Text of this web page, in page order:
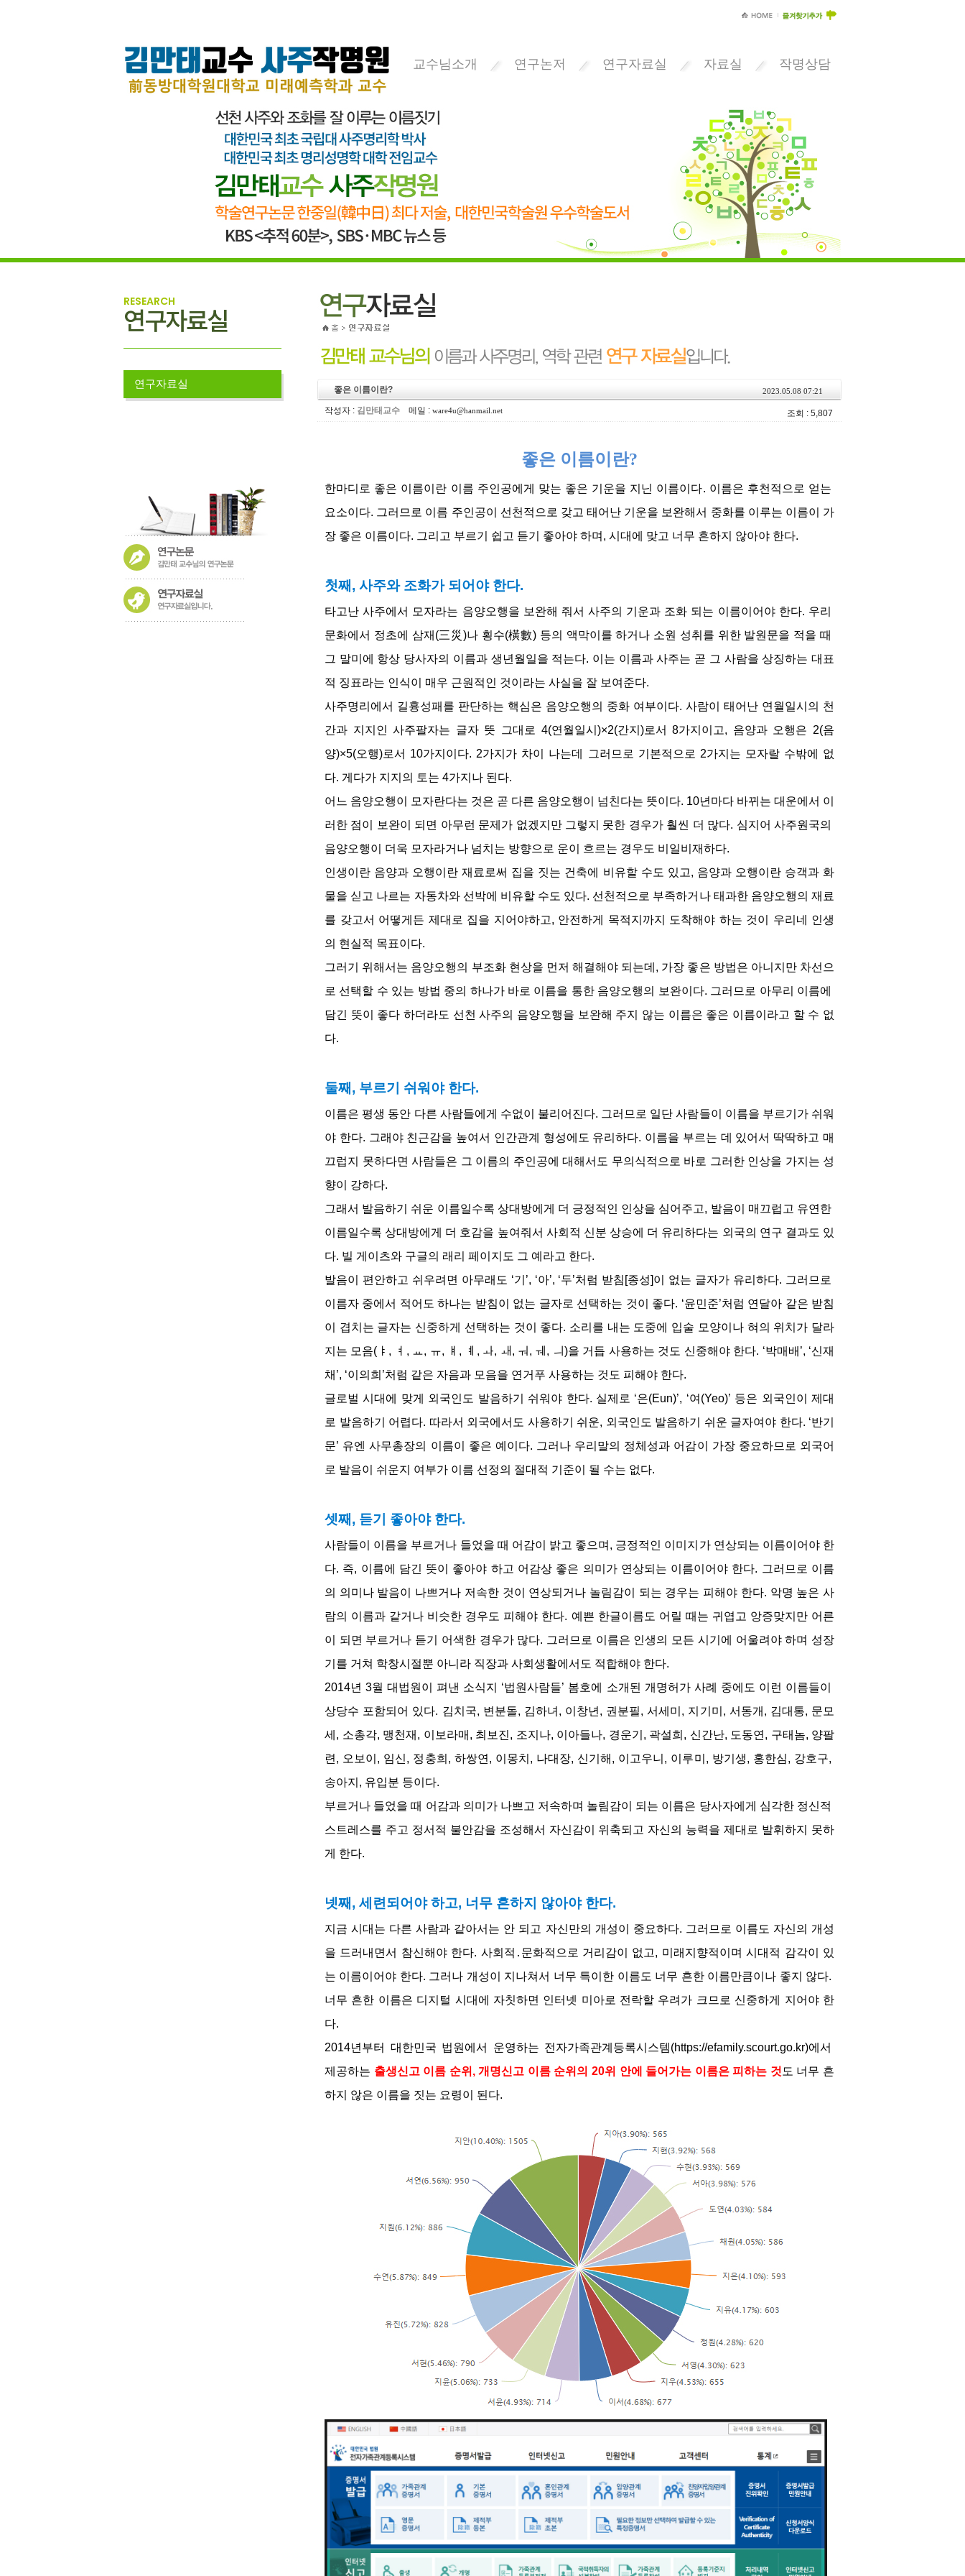
교수님소개 연구논저 연구자료실 자료실 작명상담
RESEARCH
연구자료실
연구자료실 좋은 이름이란? 2023.05.08 07:21
작성자 : 김만태교수 메일 : ware4u@hanmail.net 조회 : 5,807
좋은 이름이란?
한마디로 좋은 이름이란 이름 주인공에게 맞는 좋은 기운을 지닌 이름이다. 이름은 후천적으로 얻는
요소이다. 그러므로 이름 주인공이 선천적으로 갖고 태어난 기운을 보완해서 중화를 이루는 이름이 가
장 좋은 이름이다. 그리고 부르기 쉽고 듣기 좋아야 하며, 시대에 맞고 너무 흔하지 않아야 한다.
첫째, 사주와 조화가 되어야 한다.
타고난 사주에서 모자라는 음양오행을 보완해 줘서 사주의 기운과 조화 되는 이름이어야 한다. 우리
문화에서 정초에 삼재(三災)나 횡수(橫數) 등의 액막이를 하거나 소원 성취를 위한 발원문을 적을 때
그 말미에 항상 당사자의 이름과 생년월일을 적는다. 이는 이름과 사주는 곧 그 사람을 상징하는 대표
적 징표라는 인식이 매우 근원적인 것이라는 사실을 잘 보여준다.
사주명리에서 길흉성패를 판단하는 핵심은 음양오행의 중화 여부이다. 사람이 태어난 연월일시의 천
간과 지지인 사주팔자는 글자 뜻 그대로 4(연월일시)×2(간지)로서 8가지이고, 음양과 오행은 2(음
양)×5(오행)로서 10가지이다. 2가지가 차이 나는데 그러므로 기본적으로 2가지는 모자랄 수밖에 없
다. 게다가 지지의 토는 4가지나 된다.
어느 음양오행이 모자란다는 것은 곧 다른 음양오행이 넘친다는 뜻이다. 10년마다 바뀌는 대운에서 이
러한 점이 보완이 되면 아무런 문제가 없겠지만 그렇지 못한 경우가 훨씬 더 많다. 심지어 사주원국의
음양오행이 더욱 모자라거나 넘치는 방향으로 운이 흐르는 경우도 비일비재하다.
인생이란 음양과 오행이란 재료로써 집을 짓는 건축에 비유할 수도 있고, 음양과 오행이란 승객과 화
물을 싣고 나르는 자동차와 선박에 비유할 수도 있다. 선천적으로 부족하거나 태과한 음양오행의 재료
를 갖고서 어떻게든 제대로 집을 지어야하고, 안전하게 목적지까지 도착해야 하는 것이 우리네 인생
의 현실적 목표이다.
그러기 위해서는 음양오행의 부조화 현상을 먼저 해결해야 되는데, 가장 좋은 방법은 아니지만 차선으
로 선택할 수 있는 방법 중의 하나가 바로 이름을 통한 음양오행의 보완이다. 그러므로 아무리 이름에
담긴 뜻이 좋다 하더라도 선천 사주의 음양오행을 보완해 주지 않는 이름은 좋은 이름이라고 할 수 없
다.
둘째, 부르기 쉬워야 한다.
이름은 평생 동안 다른 사람들에게 수없이 불리어진다. 그러므로 일단 사람들이 이름을 부르기가 쉬워
야 한다. 그래야 친근감을 높여서 인간관계 형성에도 유리하다. 이름을 부르는 데 있어서 딱딱하고 매
끄럽지 못하다면 사람들은 그 이름의 주인공에 대해서도 무의식적으로 바로 그러한 인상을 가지는 성
향이 강하다.
그래서 발음하기 쉬운 이름일수록 상대방에게 더 긍정적인 인상을 심어주고, 발음이 매끄럽고 유연한
이름일수록 상대방에게 더 호감을 높여줘서 사회적 신분 상승에 더 유리하다는 외국의 연구 결과도 있
다. 빌 게이츠와 구글의 래리 페이지도 그 예라고 한다.
발음이 편안하고 쉬우려면 아무래도 ‘기’, ‘아’, ‘두’처럼 받침[종성]이 없는 글자가 유리하다. 그러므로
이름자 중에서 적어도 하나는 받침이 없는 글자로 선택하는 것이 좋다. ‘윤민준’처럼 연달아 같은 받침
이 겹치는 글자는 신중하게 선택하는 것이 좋다. 소리를 내는 도중에 입술 모양이나 혀의 위치가 달라
지는 모음(ㅑ, ㅕ, ㅛ, ㅠ, ㅒ, ㅖ, ㅘ, ㅙ, ㅝ, ㅞ, ㅢ)을 거듭 사용하는 것도 신중해야 한다. ‘박매배’, ‘신재
채’, ‘이의희’처럼 같은 자음과 모음을 연거푸 사용하는 것도 피해야 한다.
글로벌 시대에 맞게 외국인도 발음하기 쉬워야 한다. 실제로 ‘은(Eun)’, ‘여(Yeo)’ 등은 외국인이 제대
로 발음하기 어렵다. 따라서 외국에서도 사용하기 쉬운, 외국인도 발음하기 쉬운 글자여야 한다. ‘반기
문’ 유엔 사무총장의 이름이 좋은 예이다. 그러나 우리말의 정체성과 어감이 가장 중요하므로 외국어
로 발음이 쉬운지 여부가 이름 선정의 절대적 기준이 될 수는 없다.
셋째, 듣기 좋아야 한다.
사람들이 이름을 부르거나 들었을 때 어감이 밝고 좋으며, 긍정적인 이미지가 연상되는 이름이어야 한
다. 즉, 이름에 담긴 뜻이 좋아야 하고 어감상 좋은 의미가 연상되는 이름이어야 한다. 그러므로 이름
의 의미나 발음이 나쁘거나 저속한 것이 연상되거나 놀림감이 되는 경우는 피해야 한다. 악명 높은 사
람의 이름과 같거나 비슷한 경우도 피해야 한다. 예쁜 한글이름도 어릴 때는 귀엽고 앙증맞지만 어른
이 되면 부르거나 듣기 어색한 경우가 많다. 그러므로 이름은 인생의 모든 시기에 어울려야 하며 성장
기를 거쳐 학창시절뿐 아니라 직장과 사회생활에서도 적합해야 한다.
2014년 3월 대법원이 펴낸 소식지 ‘법원사람들’ 봄호에 소개된 개명허가 사례 중에도 이런 이름들이
상당수 포함되어 있다. 김치국, 변분돌, 김하녀, 이창년, 권분필, 서세미, 지기미, 서동개, 김대통, 문모
세, 소총각, 맹천재, 이보라매, 최보진, 조지나, 이아들나, 경운기, 곽설희, 신간난, 도동연, 구태놈, 양팔
련, 오보이, 임신, 정충희, 하쌍연, 이몽치, 나대장, 신기해, 이고우니, 이루미, 방기생, 홍한심, 강호구,
송아지, 유입분 등이다.
부르거나 들었을 때 어감과 의미가 나쁘고 저속하며 놀림감이 되는 이름은 당사자에게 심각한 정신적
스트레스를 주고 정서적 불안감을 조성해서 자신감이 위축되고 자신의 능력을 제대로 발휘하지 못하
게 한다.
넷째, 세련되어야 하고, 너무 흔하지 않아야 한다.
지금 시대는 다른 사람과 같아서는 안 되고 자신만의 개성이 중요하다. 그러므로 이름도 자신의 개성
을 드러내면서 참신해야 한다. 사회적․문화적으로 거리감이 없고, 미래지향적이며 시대적 감각이 있
는 이름이어야 한다. 그러나 개성이 지나쳐서 너무 특이한 이름도 너무 흔한 이름만큼이나 좋지 않다.
너무 흔한 이름은 디지털 시대에 자칫하면 인터넷 미아로 전락할 우려가 크므로 신중하게 지어야 한
다.
2014년부터 대한민국 법원에서 운영하는 전자가족관계등록시스템(https://efamily.scourt.go.kr)에서
제공하는 출생신고 이름 순위, 개명신고 이름 순위의 20위 안에 들어가는 이름은 피하는 것도 너무 흔
하지 않은 이름을 짓는 요령이 된다.